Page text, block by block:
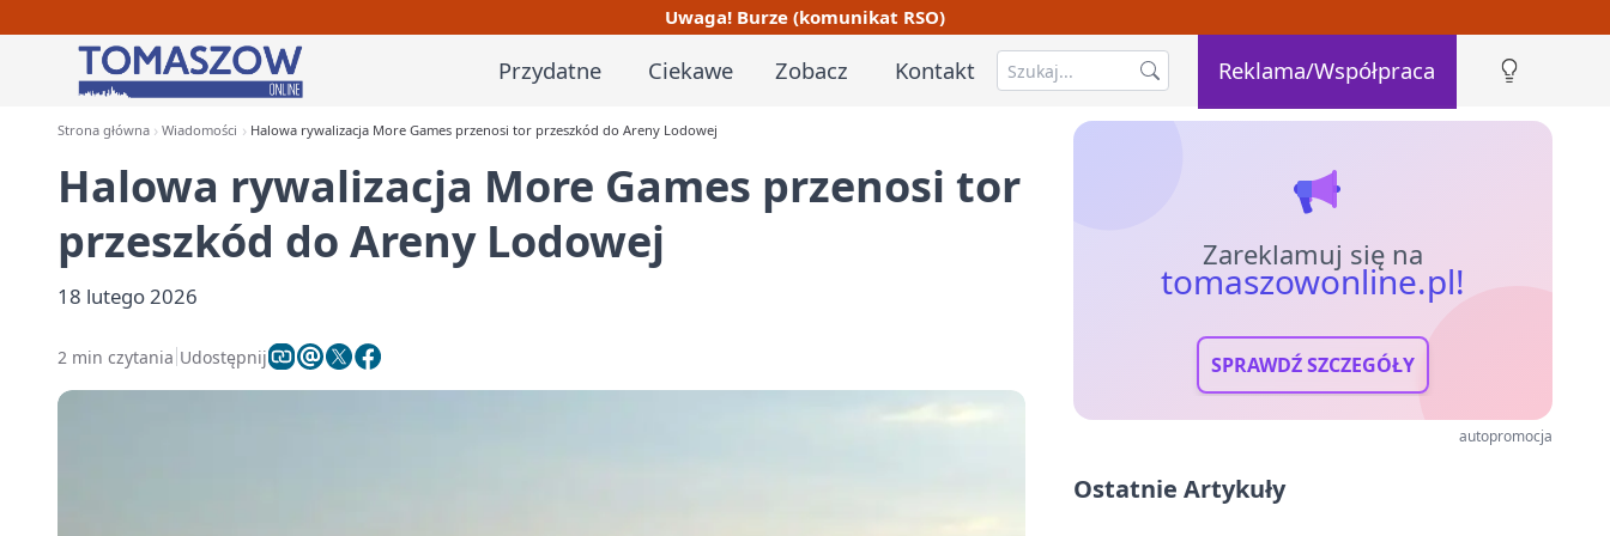
Uwaga! Burze (komunikat RSO)
Przydatne Ciekawe Zobacz Kontakt Reklama/Współpraca
Strona główna Wiadomości Halowa rywalizacja More Games przenosi tor przeszkód do Areny Lodowej
Halowa rywalizacja More Games przenosi tor
przeszkód do Areny Lodowej
18 lutego 2026
2 min czytania Udostępnij
Zareklamuj się na
tomaszowonline.pl!
SPRAWDŹ SZCZEGÓŁY
autopromocja
Ostatnie Artykuły